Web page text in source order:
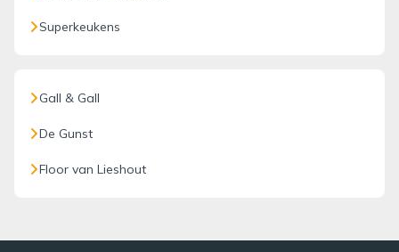
Superkeukens
Gall & Gall
De Gunst
Floor van Lieshout